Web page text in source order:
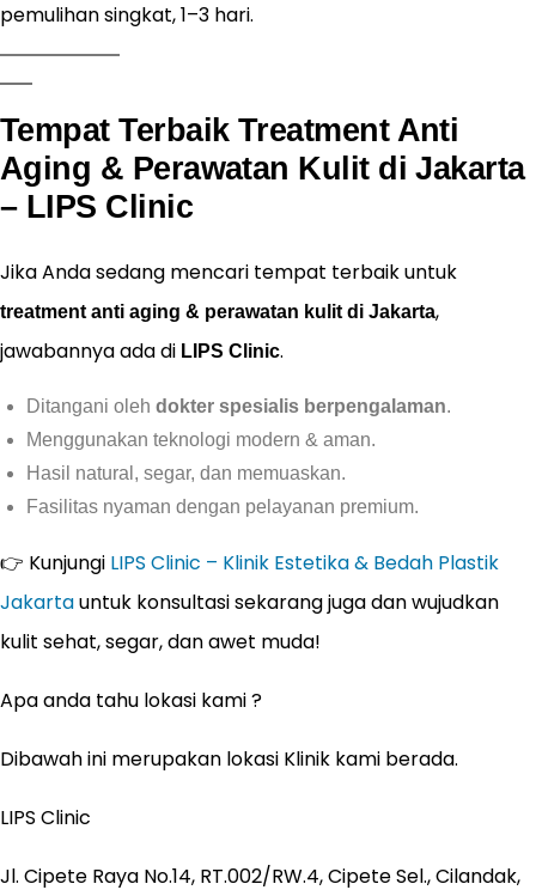
pemulihan singkat, 1–3 hari.
Tempat Terbaik Treatment Anti
Aging & Perawatan Kulit di Jakarta
– LIPS Clinic
Jika Anda sedang mencari tempat terbaik untuk
treatment anti aging & perawatan kulit di Jakarta,
jawabannya ada di LIPS Clinic.
Ditangani oleh dokter spesialis berpengalaman.
Menggunakan teknologi modern & aman.
Hasil natural, segar, dan memuaskan.
Fasilitas nyaman dengan pelayanan premium.
👉 Kunjungi LIPS Clinic – Klinik Estetika & Bedah Plastik
Jakartauntuk konsultasi sekarang juga dan wujudkan
kulit sehat, segar, dan awet muda!
Apa anda tahu lokasi kami ?
Dibawah ini merupakan lokasi Klinik kami berada.
LIPS Clinic
Jl. Cipete Raya No.14, RT.002/RW.4, Cipete Sel., Cilandak,